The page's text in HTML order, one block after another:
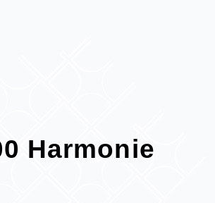
Harmonie